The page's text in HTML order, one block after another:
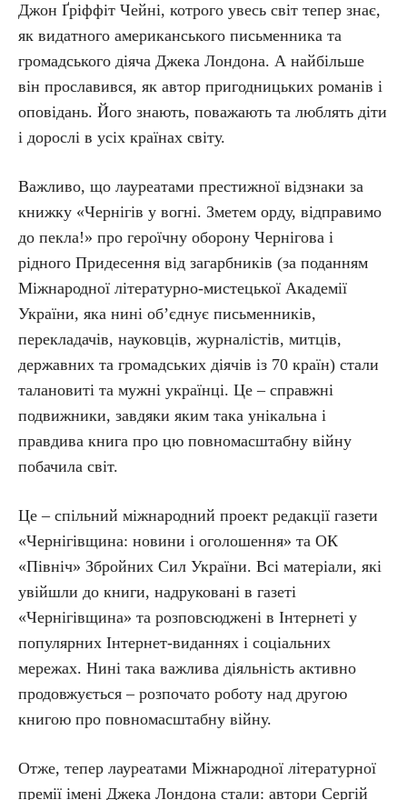
Джон Ґріффіт Чейні, котрого увесь світ тепер знає,
як видатного американського письменника та
громадського діяча Джека Лондона. А найбільше
він прославився, як автор пригодницьких романів і
оповідань. Його знають, поважають та люблять діти
і дорослі в усіх країнах світу.
Важливо, що лауреатами престижної відзнаки за
книжку «Чернігів у вогні. Зметем орду, відправимо
до пекла!» про героїчну оборону Чернігова і
рідного Придесення від загарбників (за поданням
Міжнародної літературно-мистецької Академії
України, яка нині об’єднує письменників,
перекладачів, науковців, журналістів, митців,
державних та громадських діячів із 70 країн) стали
талановиті та мужні українці. Це – справжні
подвижники, завдяки яким така унікальна і
правдива книга про цю повномасштабну війну
побачила світ.
Це – спільний міжнародний проект редакції газети
«Чернігівщина: новини і оголошення» та ОК
«Північ» Збройних Сил України. Всі матеріали, які
увійшли до книги, надруковані в газеті
«Чернігівщина» та розповсюджені в Інтернеті у
популярних Інтернет-виданнях і соціальних
мережах. Нині така важлива діяльність активно
продовжується – розпочато роботу над другою
книгою про повномасштабну війну.
Отже, тепер лауреатами Міжнародної літературної
премії імені Джека Лондона стали: автори Сергій